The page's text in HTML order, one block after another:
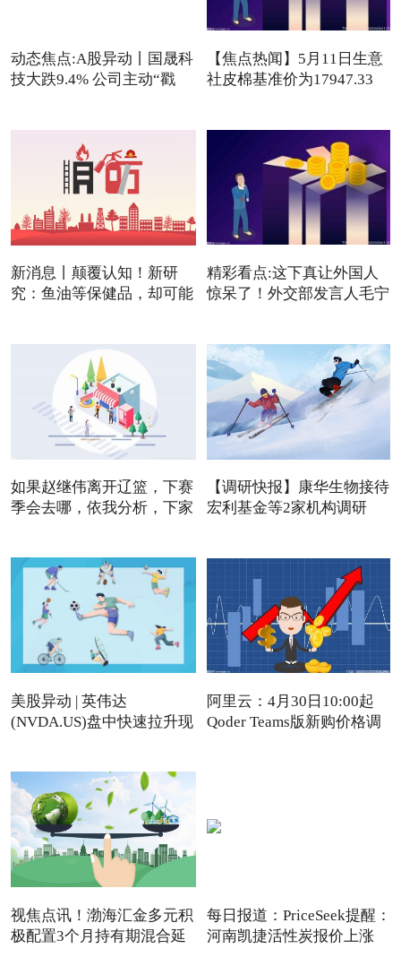
动态焦点:A股异动丨国晟科
技大跌9.4% 公司主动“戳
【焦点热闻】5月11日生意
社皮棉基准价为17947.33
新消息丨颠覆认知！新研
究：鱼油等保健品，却可能
精彩看点:这下真让外国人
惊呆了！外交部发言人毛宁
如果赵继伟离开辽篮，下赛
季会去哪，依我分析，下家
【调研快报】康华生物接待
宏利基金等2家机构调研
美股异动 | 英伟达
(NVDA.US)盘中快速拉升现
阿里云：4月30日10:00起
Qoder Teams版新购价格调
视焦点讯！渤海汇金多元积
极配置3个月持有期混合延
每日报道：PriceSeek提醒：
河南凯捷活性炭报价上涨